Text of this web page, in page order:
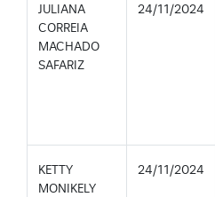
JULIANA
CORREIA
MACHADO
SAFARIZ
24/11/2024
KETTY
MONIKELY
24/11/2024